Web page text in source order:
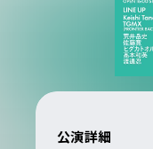
公演詳細